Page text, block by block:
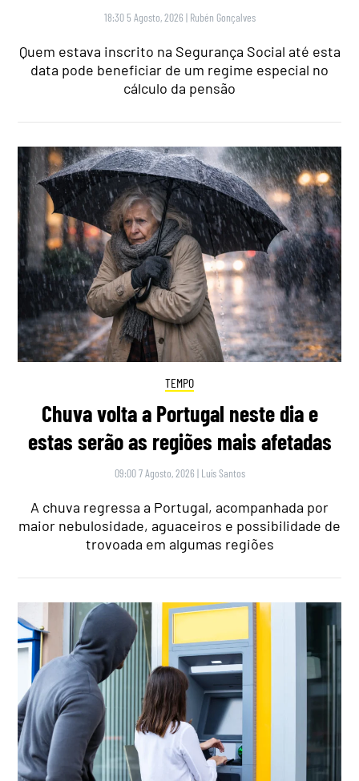
18:30 5 Agosto, 2026 | Rubén Gonçalves
Quem estava inscrito na Segurança Social até esta
data pode beneficiar de um regime especial no
cálculo da pensão
TEMPO
Chuva volta a Portugal neste dia e
estas serão as regiões mais afetadas
09:00 7 Agosto, 2026 | Luís Santos
A chuva regressa a Portugal, acompanhada por
maior nebulosidade, aguaceiros e possibilidade de
trovoada em algumas regiões